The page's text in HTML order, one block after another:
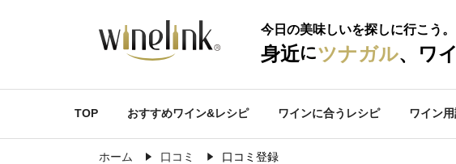
今日の美味しいを探しに行こう。
身近にツナガル、ワ
TOP おすすめワイン&レシピ ワインに合うレシピ ワイン
ホーム 口コミ 口コミ登録